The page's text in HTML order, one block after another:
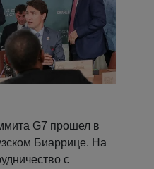
G7 прошел в
Биаррице. На
с